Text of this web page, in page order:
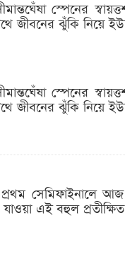
স্পেনের
জীবনের ঝুঁকি নিয়ে
স্পেনের
জীবনের ঝুঁকি নিয়ে
প্রথম সেমিফাইনালে
যাওয়া এই বহুল